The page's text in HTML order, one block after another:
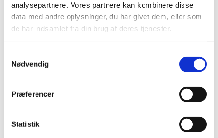
analysepartnere. Vores partnere kan kombinere disse
data med andre oplysninger, du har givet dem, eller som
de har indsamlet fra din brug af deres tjenester.
Nødvendig
Præferencer
Statistik
2007 (3)
2006 (9)
oktober (1)
juli (2)